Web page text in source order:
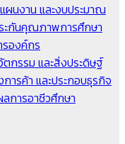
นงาน และงบประมาณ
ะกันคุณภาพการศึกษา
องค์กร
กรรม และสิ่งประดิษฐ์
ารค้า และประกอบธุรกิจ
ลการอาชีวศึกษา